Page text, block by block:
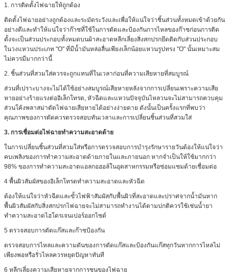
1. การติดตั้งไฟฉายให้ถูกต้อง
ติดตั้งไฟฉายอย่างถูกต้องและระมัดระวังและเพื่อให้แน่ใจว่าชิ้นส่วนทั้งหมดเข้าด้วยกัน
อย่างดีและทำให้แน่ใจว่าก๊าซที่ใช้ในการตัดและป้องกันการไหลของก๊าซก่อนการติด
ตั้งจะเป็นส่วนประกอบทั้งหมดบนผ้าสะอาดหลีกเลี่ยงสิ่งสกปรกยึดติดกับส่วนประกอบ
ในวงแหวนประเภท "O" ที่มีน้ำมันหล่อลื่นเพียงเล็กน้อยแหวนรูปทรง "O" นั้นเหมาะสม
ไม่ควรมีมากกว่านี้
2. ชิ้นส่วนที่สวมใส่ควรจะถูกแทนที่ในเวลาก่อนที่ความเสียหายที่สมบูรณ์
ส่วนที่เปราะบางจะไม่ได้ใช้อย่างสมบูรณ์เสียหายหลังจากการเปลี่ยนเพราะความเสีย
หายอย่างร้ายแรงต่ออิเล็กโทรด, หัวฉีดและแหวนปัจจุบันไหลวนจะไม่สามารถควบคุม
ส่วนโค้งพลาสม่าตัดไฟฉายเสียหายได้อย่างง่ายดาย ดังนั้นเป็นครั้งแรกที่พบว่า
คุณภาพของการตัดควรตรวจสอบทันเวลาและการเปลี่ยนชิ้นส่วนที่สวมใส่
3. การเชื่อมต่อไฟฉายทำความสะอาดด้าย
ในการเปลี่ยนชิ้นส่วนที่สวมใส่หรือการตรวจสอบการบำรุงรักษารายวันต้องให้แน่ใจว่า
คบเพลิงของการทำความสะอาดด้ายภายในและภายนอก หากจำเป็นให้ใช้มากกว่า
98% ของการทำความสะอาดแอลกอฮอล์ในอุตสาหกรรมหรือซ่อมแซมด้ายเชื่อมต่อ
4 พื้นผิวสัมผัสของอิเล็กโทรดทำความสะอาดและหัวฉีด
ต้องให้แน่ใจว่าหัวฉีดและขั้วไฟฟ้าสัมผัสกับพื้นผิวที่สะอาดและปราศจากน้ำมันหาก
พื้นผิวสัมผัสกับสิ่งสกปรกไฟฉายจะไม่สามารถทำงานได้ตามปกติควรใช้เช่นน้ำยา
ทำความสะอาดไฮโดรเจนเปอร์ออกไซด์
5 ตรวจสอบการตัดแก๊สและก๊าซป้องกัน
ตรวจสอบการไหลและความดันของการตัดแก๊สและป้องกันแก๊สทุกวันหากการไหลไม่
เพียงพอหรือรั่วไหลควรหยุดปัญหาทันที
6 หลีกเลี่ยงความเสียหายจากการชนของไฟฉาย